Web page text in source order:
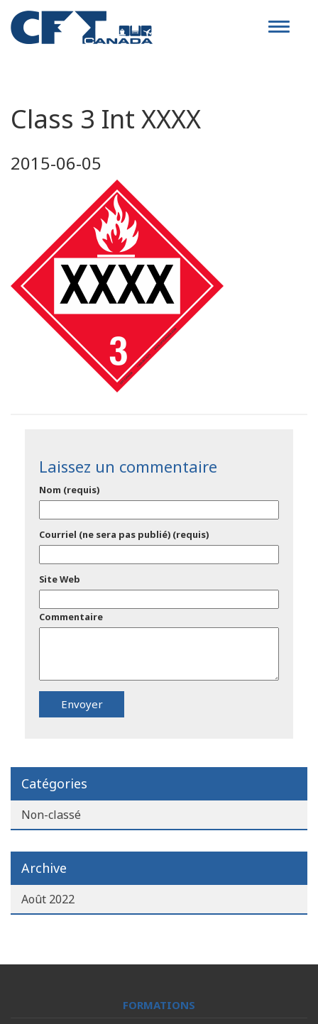
Toggle
Class 3 Int XXXX
2015-06-05
Laissez un commentaire
Nom (requis)
Courriel (ne sera pas publié) (requis)
Site Web
Commentaire
Catégories
Non-classé
Archive
Août 2022
FORMATIONS